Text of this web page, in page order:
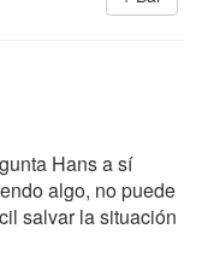
Hans a sí
algo, no puede
salvar la situación